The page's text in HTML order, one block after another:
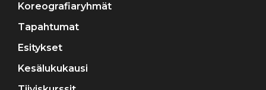
Koreografiaryhmät
Tapahtumat
Esitykset
Kesälukukausi